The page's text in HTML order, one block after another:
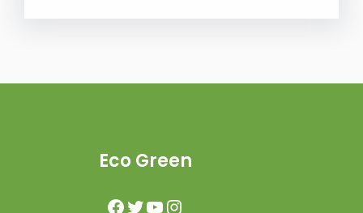
Eco Green
Facebook Twitter YouTube Instagram